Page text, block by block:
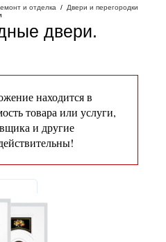
и отделка / Двери и перегородки
двери.
находится в
товара или услуги,
и другие